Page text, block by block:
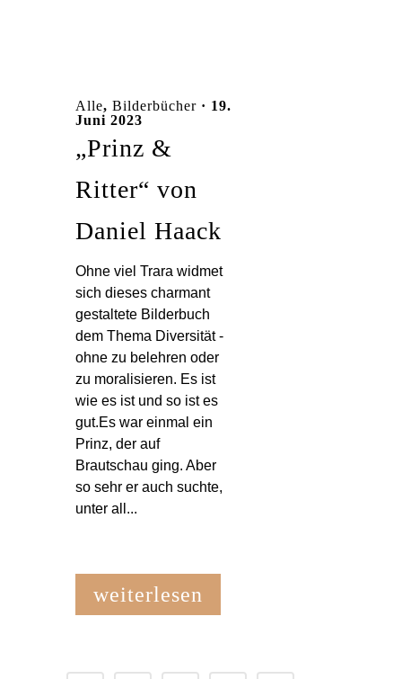
Alle, Bilderbücher · 19.
Juni 2023
„Prinz &
Ritter“ von
Daniel Haack
Ohne viel Trara widmet
sich dieses charmant
gestaltete Bilderbuch
dem Thema Diversität -
ohne zu belehren oder
zu moralisieren. Es ist
wie es ist und so ist es
gut.Es war einmal ein
Prinz, der auf
Brautschau ging. Aber
so sehr er auch suchte,
unter all...
weiterlesen